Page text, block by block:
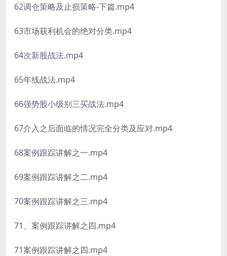
62调仓策略及止损策略-下篇.mp4
63市场获利机会的绝对分类.mp4
64次新股战法.mp4
65年线战法.mp4
66强势股小级别三买战法.mp4
67介入之后面临的情况完全分类及应对.mp4
68案例跟踪讲解之一.mp4
69案例跟踪讲解之二.mp4
70案例跟踪讲解之三.mp4
71、案例跟踪讲解之四.mp4
71案例跟踪讲解之四.mp4